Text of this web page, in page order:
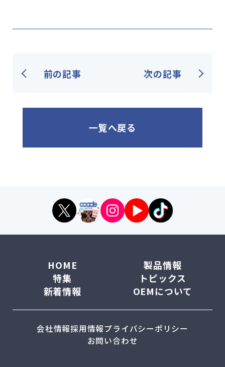
前の記事
一覧へ戻る
次の記事
HOME
製品情報
特集
トピックス
新着情報
OEMについて
会社情報採用情報プライバシーポリシー
お問い合わせ